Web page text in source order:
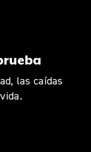
las caídas